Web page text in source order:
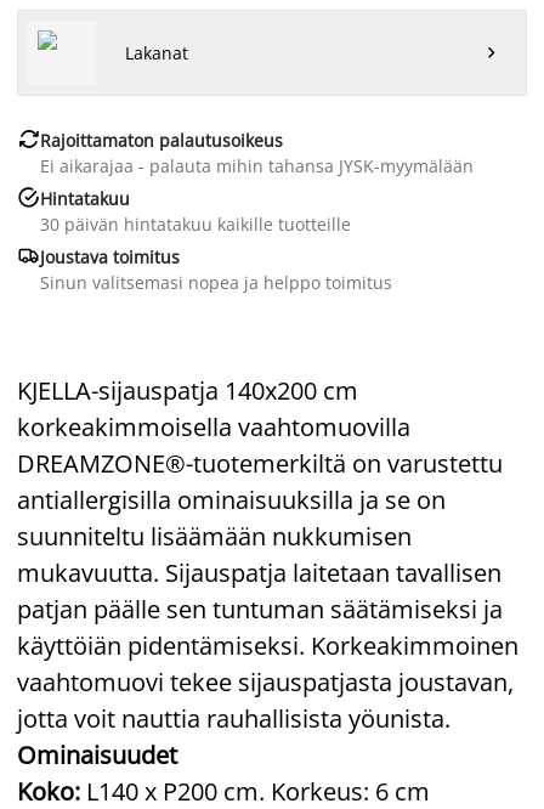
Lakanat 
Rajoittamaton palautusoikeus
Ei aikarajaa - palauta mihin tahansa JYSK-myymälään
Hintatakuu
30 päivän hintatakuu kaikille tuotteille
Joustava toimitus
Sinun valitsemasi nopea ja helppo toimitus
KJELLA-sijauspatja 140x200 cm
korkeakimmoisella vaahtomuovilla
DREAMZONE®-tuotemerkiltä on varustettu
antiallergisilla ominaisuuksilla ja se on
suunniteltu lisäämään nukkumisen
mukavuutta. Sijauspatja laitetaan tavallisen
patjan päälle sen tuntuman säätämiseksi ja
käyttöiän pidentämiseksi. Korkeakimmoinen
vaahtomuovi tekee sijauspatjasta joustavan,
jotta voit nauttia rauhallisista yöunista.
Ominaisuudet
Koko: L140 x P200 cm. Korkeus: 6 cm